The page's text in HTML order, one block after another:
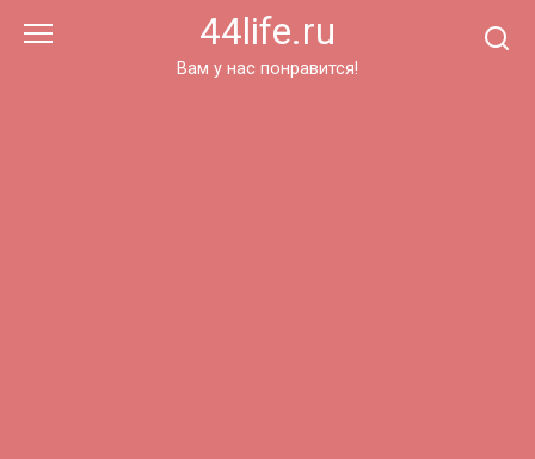
44life.ru
Вам у нас понравится!